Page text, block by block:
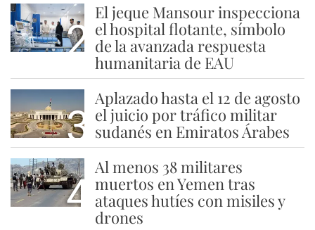
2
El jeque Mansour inspecciona
el hospital flotante, símbolo
de la avanzada respuesta
humanitaria de EAU
3
Aplazado hasta el 12 de agosto
el juicio por tráfico militar
sudanés en Emiratos Árabes
4
Al menos 38 militares
muertos en Yemen tras
ataques hutíes con misiles y
drones